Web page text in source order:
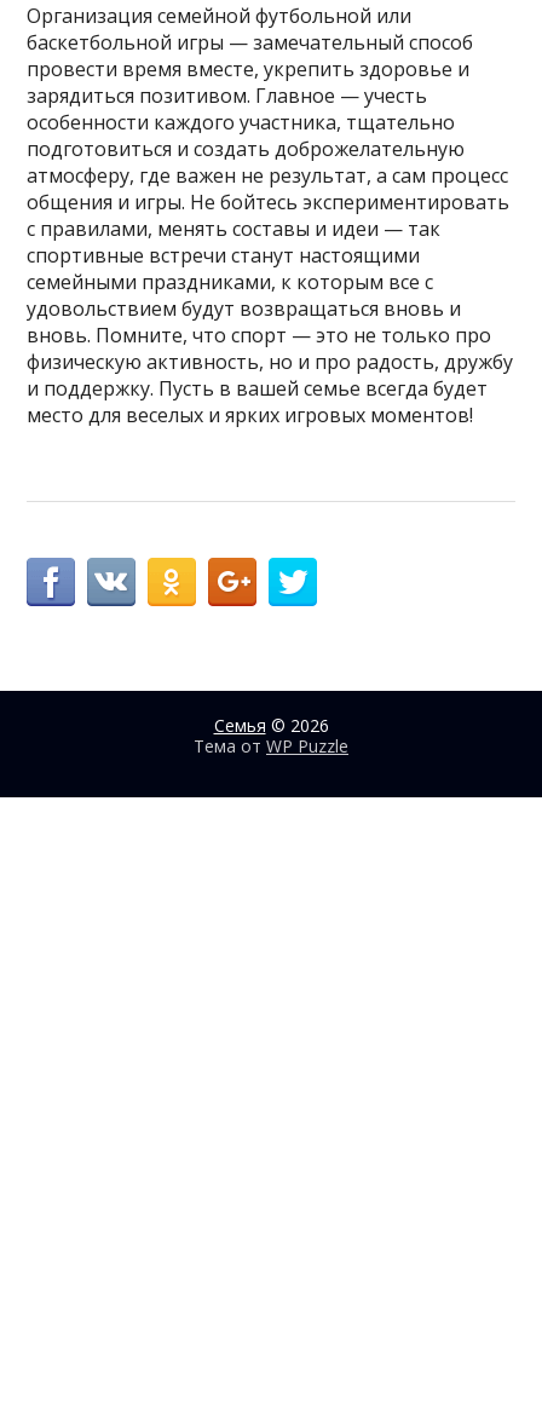
Организация семейной футбольной или
баскетбольной игры — замечательный способ
провести время вместе, укрепить здоровье и
зарядиться позитивом. Главное — учесть
особенности каждого участника, тщательно
подготовиться и создать доброжелательную
атмосферу, где важен не результат, а сам процесс
общения и игры. Не бойтесь экспериментировать
с правилами, менять составы и идеи — так
спортивные встречи станут настоящими
семейными праздниками, к которым все с
удовольствием будут возвращаться вновь и
вновь. Помните, что спорт — это не только про
физическую активность, но и про радость, дружбу
и поддержку. Пусть в вашей семье всегда будет
место для веселых и ярких игровых моментов!
Семья © 2026
Тема от WP Puzzle